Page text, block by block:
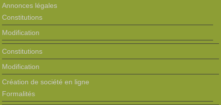
Annonces légales
Constitutions
Modification
Constitutions
Modification
Création de société en ligne
Formalités